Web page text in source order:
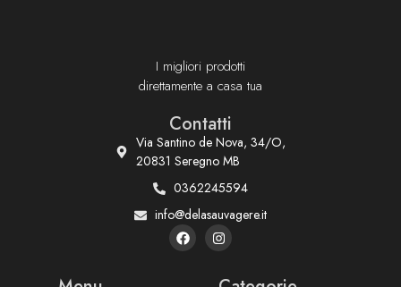
I migliori prodotti
direttamente a casa tua
Contatti
Via Santino de Nova, 34/O,
20831 Seregno MB
0362245594
info@delasauvagere.it